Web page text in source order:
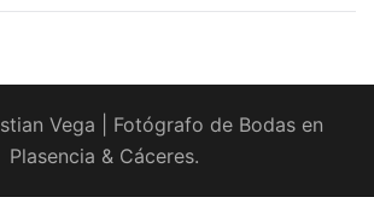
Vega | Fotógrafo de Bodas en
Plasencia & Cáceres.